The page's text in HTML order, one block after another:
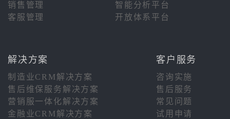
销售管理
智能分析平台
客服管理
开放体系平台
解决方案 客户服务
制造业CRM解决方案
咨询实施
售后维保服务解决方案
售后服务
营销服一体化解决方案
常见问题
金融业CRM解决方案
试用申请